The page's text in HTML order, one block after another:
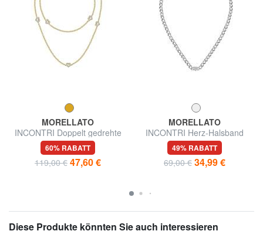
MORELLATO
INCONTRI Doppelt gedrehte
Halskette mit Herzen
60% RABATT
119,00 € 47,60 €
MORELLATO
INCONTRI Herz-Halsband
49% RABATT
69,00 € 34,99 €
Diese Produkte könnten Sie auch interessieren